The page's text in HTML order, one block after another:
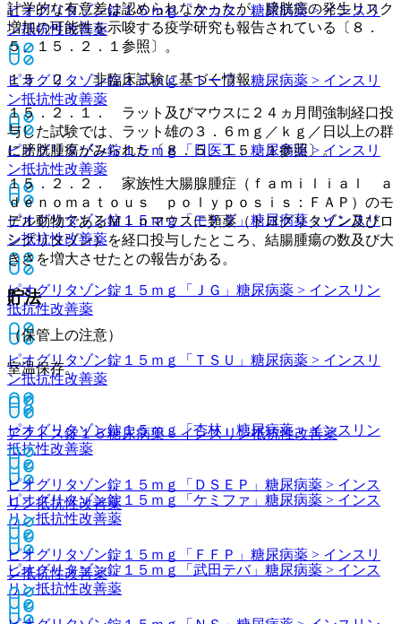
ピオグリタゾン錠１５ｍｇ「タカタ」糖尿病薬 > インスリ
ン抵抗性改善薬
ピオグリタゾン錠１５ｍｇ「トーワ」糖尿病薬 > インスリ
ン抵抗性改善薬
ピオグリタゾン錠１５ｍｇ「日医工」 糖尿病薬 > インスリ
ン抵抗性改善薬
ピオグリタゾン錠１５ｍｇ「モチダ」糖尿病薬 > インスリ
ン抵抗性改善薬
ピオグリタゾン錠１５ｍｇ「ＪＧ」 糖尿病薬 > インスリン
抵抗性改善薬
ピオグリタゾン錠１５ｍｇ「ＴＳＵ」 糖尿病薬 > インスリ
ン抵抗性改善薬
ピオグリタゾン錠１５ｍｇ「杏林」糖尿病薬 > インスリン
抵抗性改善薬
ピオグリタゾン錠１５ｍｇ「ケミファ」 糖尿病薬 > インス
リン抵抗性改善薬
ピオグリタゾン錠１５ｍｇ「武田テバ」 糖尿病薬 > インス
リン抵抗性改善薬
計学的な有意差は認められなかったが、膀胱癌の発生リスク
増加の可能性を示唆する疫学研究も報告されている〔８．
５、１５．２．１参照〕。
１５．２． 非臨床試験に基づく情報
１５．２．１． ラット及びマウスに２４ヵ月間強制経口投
与した試験では、ラット雄の３．６ｍｇ／ｋｇ／日以上の群
に膀胱腫瘍がみられた〔８．５、１５．１参照〕。
１５．２．２． 家族性大腸腺腫症（ｆａｍｉｌｉａｌ ａ
ｄｅｎｏｍａｔｏｕｓ ｐｏｌｙｐｏｓｉｓ：ＦＡＰ）のモ
デル動物であるＭｉｎマウスに類薬（トログリタゾン及びロ
シグリタゾン）を経口投与したところ、結腸腫瘍の数及び大
きさを増大させたとの報告がある。
貯法
（保管上の注意）
室温保存。
アクトス錠１５糖尿病薬 > インスリン抵抗性改善薬
ピオグリタゾン錠１５ｍｇ「ＤＳＥＰ」 糖尿病薬 > インス
リン抵抗性改善薬
ピオグリタゾン錠１５ｍｇ「ＦＦＰ」 糖尿病薬 > インスリ
ン抵抗性改善薬